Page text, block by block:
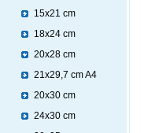
15x21 cm
18x24 cm
20x28 cm
21x29,7 cm A4
20x30 cm
24x30 cm